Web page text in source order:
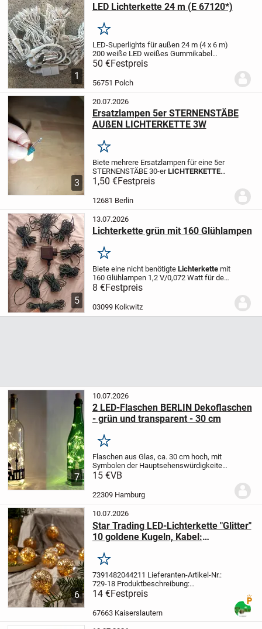
1
LED Lichterkette 24 m (E 67120*)
Merken
LED-Superlights für außen 24 m (4 x 6 m)
200 weiße LED weißes Gummikabel
230V, AW: 18,4W
Versandkosten auf Anfrage!
50 €Festpreis
56751 Polch
3
20.07.2026
Ersatzlampen 5er STERNENSTÄBE
AUßEN LICHTERKETTE 3W
Merken
Biete mehrere Ersatzlampen für eine 5er
STERNENSTÄBE 30-erLICHTERKETTE
klarweiß 3W AUßEN Hier noch ein
Verweis zur Kompertibilität: Auf dem
Adapter steht 24V-450mA, Max.10,8VA
1,50 €Festpreis
12681 Berlin
5
13.07.2026
Lichterkette grün mit 160 Glühlampen
Merken
Biete eine nicht benötigte Lichterkettemit
160 Glühlampen 1,2 V/0,072 Watt für den
Weihnachtsbaum, Kabel und Fassungen
grün, geeignet für Innenbeleuchtung und
Außenbeleuchtung. Die
8 €Festpreis
03099 Kolkwitz
7
10.07.2026
2 LED-Flaschen BERLIN Dekoflaschen
- grün und transparent - 30 cm
Merken
Flaschen aus Glas, ca. 30 cm hoch, mit
Symbolen der Hauptsehenswürdigkeiten
Berlins: Reichstag, Brandenburger Tor,
Gedächtniskirche, Siegessäule.
Beleuchtung durch eine LED-Flaschen-
Lichterkette
bedienbar. Beide Flaschen haben nur im
Regal gestanden, wurden nicht genutzt
und sind daher neuwertig. Mit und ohne
Beleuchtung ein echter Eyecatcher, vor
allem für Berlin-Fans!
15 €VB
22309 Hamburg
6
10.07.2026
Star Trading LED-Lichterkette "Glitter"
10 goldene Kugeln, Kabel:
130x6 cm, Batterie, Timer, Vierfarb-
Karton
Merken
7391482044211 Lieferanten-Artikel-Nr.:
729-18 Produktbeschreibung:
Lichterketteverziert mit 10 Glaskugeln
mit goldener Dekoration. Verleiht Ihrem
Zuhause einen gemütliches Ambiente.
Produktspezifikation: Farbe Gold
Produktkabel Farbe Transparent Farbe
14 €Festpreis
67663 Kaiserslautern